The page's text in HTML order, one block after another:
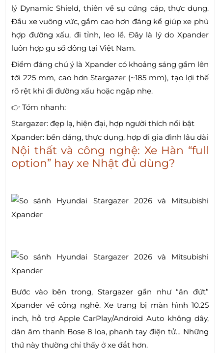
lý Dynamic Shield, thiên về sự cứng cáp, thực dụng.
Đầu xe vuông vức, gầm cao hơn đáng kể giúp xe phù
hợp đường xấu, đi tỉnh, leo lề. Đây là lý do Xpander
luôn hợp gu số đông tại Việt Nam.
Điểm đáng chú ý là Xpander có khoảng sáng gầm lên
tới 225 mm, cao hơn Stargazer (~185 mm), tạo lợi thế
rõ rệt khi đi đường xấu hoặc ngập nhẹ.
👉 Tóm nhanh:
Stargazer: đẹp lạ, hiện đại, hợp người thích nổi bật
Xpander: bền dáng, thực dụng, hợp đi gia đình lâu dài
Nội thất và công nghệ: Xe Hàn “full
option” hay xe Nhật đủ dùng?
Bước vào bên trong, Stargazer gần như “ăn đứt”
Xpander về công nghệ. Xe trang bị màn hình 10.25
inch, hỗ trợ Apple CarPlay/Android Auto không dây,
dàn âm thanh Bose 8 loa, phanh tay điện tử… Những
thứ này thường chỉ thấy ở xe đắt hơn.